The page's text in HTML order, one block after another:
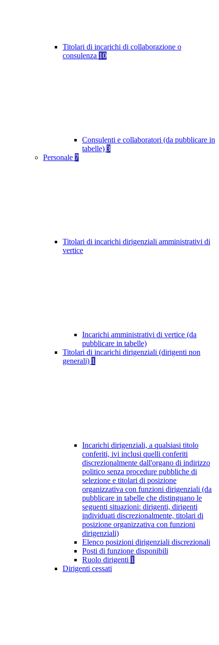
Titolari di incarichi di collaborazione o
consulenza 10
Consulenti e collaboratori (da pubblicare in
tabelle) 3
Personale 7
Titolari di incarichi dirigenziali amministrativi di
vertice
Incarichi amministrativi di vertice (da
pubblicare in tabelle)
Titolari di incarichi dirigenziali (dirigenti non
generali) 1
Incarichi dirigenziali, a qualsiasi titolo
conferiti, ivi inclusi quelli conferiti
discrezionalmente dall'organo di indirizzo
politico senza procedure pubbliche di
selezione e titolari di posizione
organizzativa con funzioni dirigenziali (da
pubblicare in tabelle che distinguano le
seguenti situazioni: dirigenti, dirigenti
individuati discrezionalmente, titolari di
posizione organizzativa con funzioni
dirigenziali)
Elenco posizioni dirigenziali discrezionali
Posti di funzione disponibili
Ruolo dirigenti 1
Dirigenti cessati